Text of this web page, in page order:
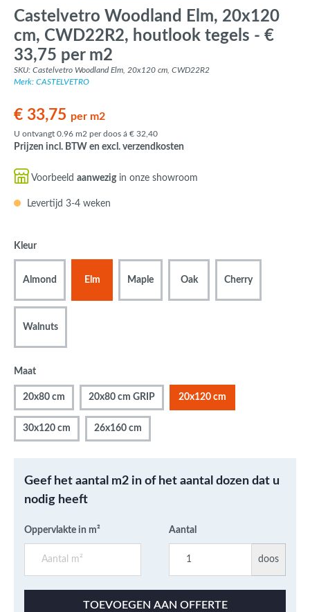
Castelvetro Woodland Elm, 20x120
cm, CWD22R2, houtlook tegels - €
33,75 per m2
SKU: Castelvetro Woodland Elm, 20x120 cm, CWD22R2
Merk: CASTELVETRO
€ 33,75 per m2
U ontvangt 0.96 m2 per doos á € 32,40
Prijzen incl. BTW en excl. verzendkosten
Voorbeeld aanwezigin onze showroom
Levertijd 3-4 weken
Kleur
Almond Elm Maple Oak Cherry
Walnuts
Maat
20x80 cm 20x80 cm GRIP 20x120 cm
30x120 cm 26x160 cm
Geef het aantal m2 in of het aantal dozen dat u
nodig heeft
Oppervlakte in m² Aantal
doos
TOEVOEGEN AAN OFFERTE